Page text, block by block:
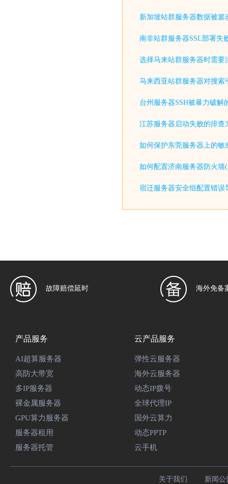
新加坡站群服务器数据被篡
南非站群服务器SSL部署失
选择马来站群服务器时需要
马来西亚站群服务器对搜索
台州服务器SSH被暴力破解
江苏服务器启动失败的排查
如何保护东莞服务器上的敏
如何配置济南服务器防火墙
宿迁服务器安全组配置错误
故障赔偿延时 海外免备
产品服务
AI超算服务器
高防大带宽
多IP服务器
裸金属服务器
GPU算力服务器
服务器租用
服务器托管
云产品服务
弹性云服务器
海外云服务器
动态IP拨号
全球代理IP
国外云算力
动态PPTP
云手机
关于我们 新闻公